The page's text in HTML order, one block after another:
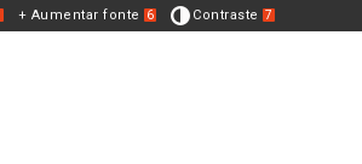
+ Aumentar fonte 6 Contraste 7